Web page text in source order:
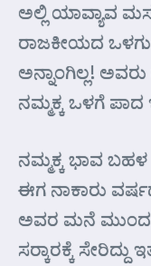
ಅಲ್ಲಿ ಯಾವ್ಯಾವ
ರಾಜಕೀಯದ
ಅನ್ನಾಂಗಿಲ್ಲ!
ನಮ್ಮಕ್ಕ ಒಳಗೆ ಪಾದ
ನಮ್ಮಕ್ಕ ಭಾವ ಬಹಳ
ಈಗ ನಾಕಾರು
ಅವರ ಮನೆ
ಸರ್‍ಕಾರಕ್ಕೆ ಸೇರಿದ್ದು